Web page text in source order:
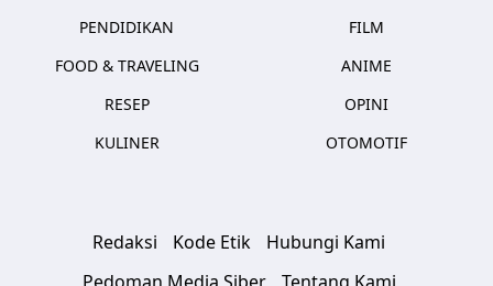
PENDIDIKAN
FOOD & TRAVELING
RESEP
KULINER
FILM
ANIME
OPINI
OTOMOTIF
Redaksi Kode Etik
Hubungi Kami